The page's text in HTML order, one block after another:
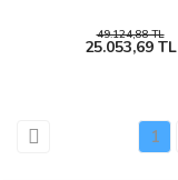
49.124,88 TL
25.053,69 TL
1